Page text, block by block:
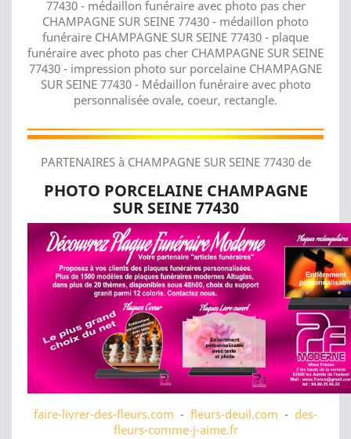
77430 - médaillon funéraire avec photo pas cher
CHAMPAGNE SUR SEINE 77430 - médaillon photo
funéraire CHAMPAGNE SUR SEINE 77430 - plaque
funéraire avec photo pas cher CHAMPAGNE SUR SEINE
77430 - impression photo sur porcelaine CHAMPAGNE
SUR SEINE 77430 - Médaillon funéraire avec photo
personnalisée ovale, coeur, rectangle.
PARTENAIRES à CHAMPAGNE SUR SEINE 77430 de
PHOTO PORCELAINE CHAMPAGNE
SUR SEINE 77430
faire-livrer-des-fleurs.com - fleurs-deuil.com - des-
fleurs-comme-j-aime.fr